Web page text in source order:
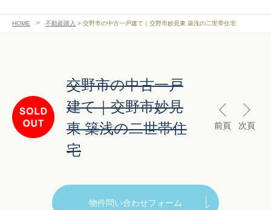
HOME 不動産購入 > 交野市の中古一戸建て｜交野市妙見東 築浅の二世帯住宅
交野市の中古一戸
建て｜交野市妙見
東 築浅の二世帯住
宅
前頁 次頁
物件問い合わせフォーム